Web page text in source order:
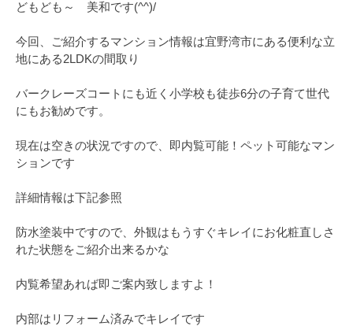
どもども～ 美和です(^^)/
今回、ご紹介するマンション情報は宜野湾市にある便利な立
地にある2LDKの間取り
バークレーズコートにも近く小学校も徒歩6分の子育て世代
にもお勧めです。
現在は空きの状況ですので、即内覧可能！ペット可能なマン
ションです
詳細情報は下記参照
防水塗装中ですので、外観はもうすぐキレイにお化粧直しさ
れた状態をご紹介出来るかな
内覧希望あれば即ご案内致しますよ！
内部はリフォーム済みでキレイです